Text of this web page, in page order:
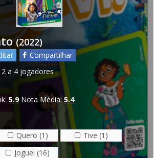
(2022)
Compartilhar
2 a 4 jogadores
5.9 Nota Média:5.4
Quero (1)
Tive (1)
Joguei (16)